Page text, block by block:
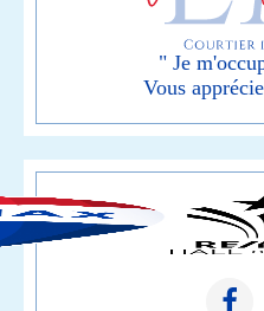
" Je
Vous